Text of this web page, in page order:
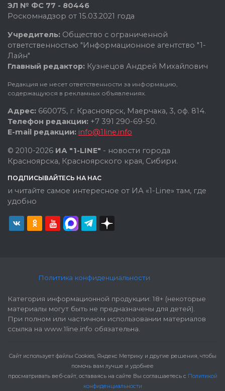
ЭЛ № ФС 77 - 80446
Роскомнадзор от 15.03.2021 года
Учредитель: Общество с ограниченной
ответственностью "Информационное агентство "1-
Лайн"
Главный редактор: Кузнецов Андрей Михайлович
Редакция не несет ответственности за информацию,
содержащуюся в рекламных объявлениях.
Адрес: 660075, г. Красноярск, Маерчака, 3, оф. 814.
Телефон редакции: +7 391 290-69-50.
E-mail редакции: info@1line.info
© 2010-2026 ИА "1-LINE" - новости города
Красноярска, Красноярского края, Сибири.
ПОДПИСЫВАЙТЕСЬ НА НАС
и читайте самое интересное от ИА «1-Line» там, где
удобно
Политика конфиденциальности
Категория информационной продукции: 18+ (некоторые
материалы могут быть не предназначены для детей).
При полном или частичном использовании материалов
ссылка на www.1line.info обязательна.
Cайт использует файлы Cookies, Яндекс Метрику и другие решения, чтобы
помочь вам лучше и удобнее
просматривать веб-сайт, оставаясь на сайте Вы соглашаетесь с Политикой
конфиденциальности